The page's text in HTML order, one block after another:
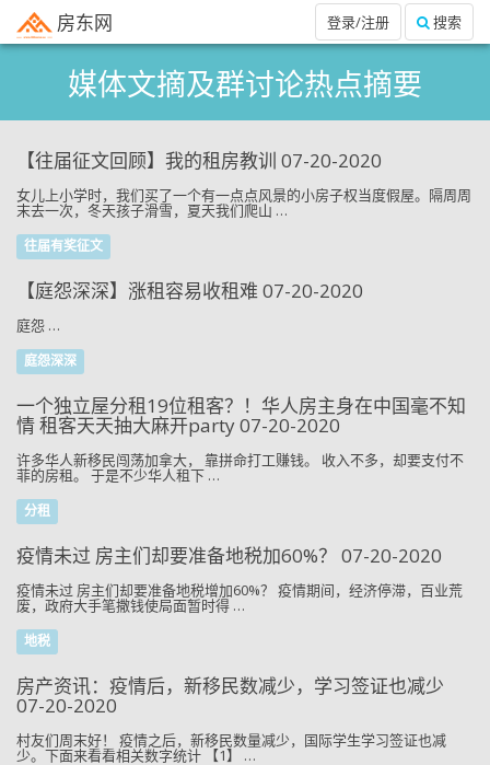
房东网 搜索
登录/注册
媒体文摘及群讨论热点摘要
【往届征文回顾】我的租房教训 07-20-2020
女儿上小学时，我们买了一个有一点点风景的小房子权当度假屋。隔周周
末去一次，冬天孩子滑雪，夏天我们爬山 …
往届有奖征文
【庭怨深深】涨租容易收租难 07-20-2020
庭怨 …
庭怨深深
一个独立屋分租19位租客？！华人房主身在中国毫不知
情 租客天天抽大麻开party 07-20-2020
许多华人新移民闯荡加拿大， 靠拼命打工赚钱。 收入不多，却要支付不
菲的房租。 于是不少华人租下 …
分租
疫情未过 房主们却要准备地税加60%？ 07-20-2020
疫情未过 房主们却要准备地税增加60%？ 疫情期间，经济停滞，百业荒
废，政府大手笔撒钱使局面暂时得 …
地税
房产资讯：疫情后，新移民数减少，学习签证也减少
07-20-2020
村友们周末好！ 疫情之后，新移民数量减少，国际学生学习签证也减
少。下面来看看相关数字统计 【1】 …